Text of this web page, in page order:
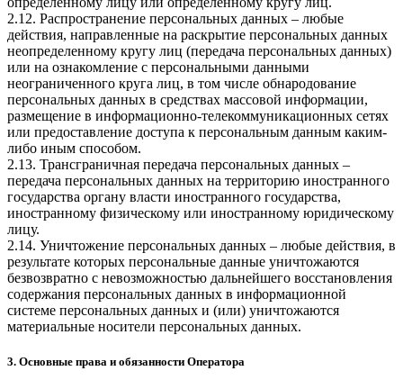
2.12. Распространение персональных данных – любые
действия, направленные на раскрытие персональных данных
неопределенному кругу лиц (передача персональных данных)
или на ознакомление с персональными данными
неограниченного круга лиц, в том числе обнародование
персональных данных в средствах массовой информации,
размещение в информационно-телекоммуникационных сетях
или предоставление доступа к персональным данным каким-
либо иным способом.
2.13. Трансграничная передача персональных данных –
передача персональных данных на территорию иностранного
государства органу власти иностранного государства,
иностранному физическому или иностранному юридическому
лицу.
2.14. Уничтожение персональных данных – любые действия, в
результате которых персональные данные уничтожаются
безвозвратно с невозможностью дальнейшего восстановления
содержания персональных данных в информационной
системе персональных данных и (или) уничтожаются
материальные носители персональных данных.
3. Основные права и обязанности Оператора